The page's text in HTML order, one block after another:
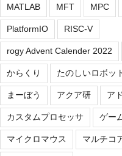
MATLAB MFT MPC
PlatformIO RISC-V
rogy Advent Calender 2022
からくり たのしいロボッ
まーぼう アクア研 ア
カスタムプロセッサ ゲー
マイクロマウス マルチコ